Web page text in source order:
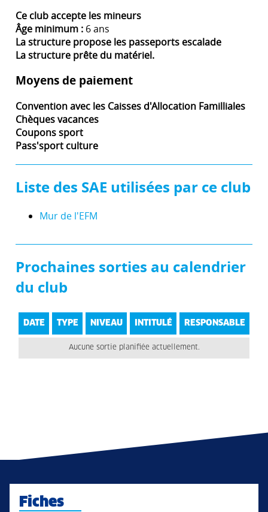
Ce club accepte les mineurs
Âge minimum : 6 ans
La structure propose les passeports escalade
La structure prête du matériel.
Moyens de paiement
Convention avec les Caisses d'Allocation Familliales
Chèques vacances
Coupons sport
Pass'sport culture
Liste des SAE utilisées par ce club
Mur de l'EFM
Prochaines sorties au calendrier
du club
DATE TYPE NIVEAU INTITULÉ RESPONSABLE
Aucune sortie planifiée actuellement.
Fiches